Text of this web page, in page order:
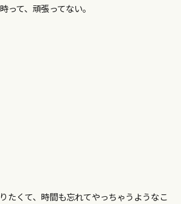
って、頑張ってない。
たくて、時間も忘れてやっちゃうようなこ